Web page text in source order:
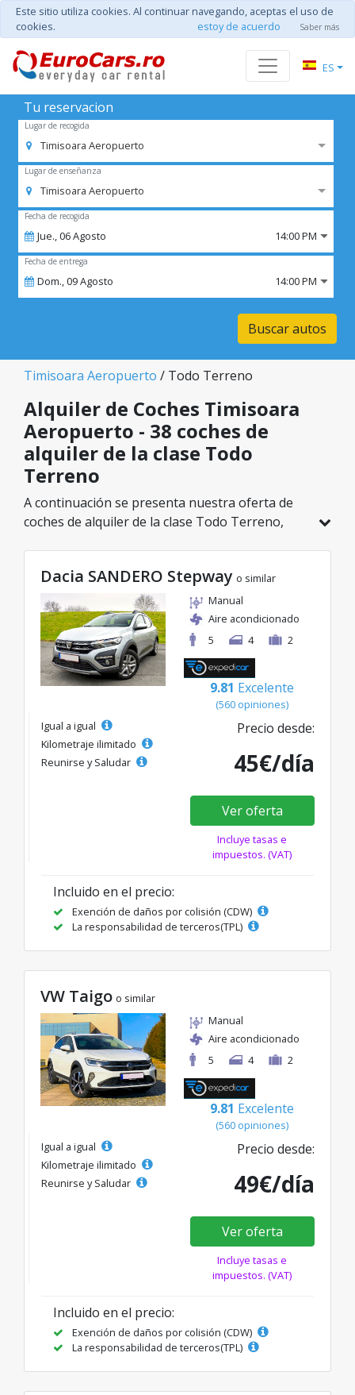
Este sitio utiliza cookies. Al continuar navegando, aceptas el uso de
cookies.
estoy de acuerdo Saber más
ES
Tu reservacion
Lugar de recogida
Timisoara Aeropuerto
Lugar de enseñanza
Timisoara Aeropuerto
Fecha de recogida
Jue.,06Agosto 14:00 PM
Fecha de entrega
Dom.,09Agosto 14:00 PM
Buscar autos
Timisoara Aeropuerto / Todo Terreno
Alquiler de Coches Timisoara
Aeropuerto - 38 coches de
alquiler de la clase Todo
Terreno
A continuación se presenta nuestra oferta de
coches de alquiler de la clase Todo Terreno,
el modelo ideal de la categoría seleccionada, con
tarifas excelentes desde solo 38€/día.
Dacia SANDERO Stepway o similar
Manual
Aire acondicionado
5
4 2
9.81 Excelente
(560 opiniones)
Igual a igual
Kilometraje ilimitado
Reunirse y Saludar
Precio desde:
45€/día
Ver oferta
Incluye tasas e
impuestos. (VAT)
Incluido en el precio:
Exención de daños por colisión (CDW)
La responsabilidad de terceros(TPL)
VW Taigo o similar
Manual
Aire acondicionado
5
4 2
9.81 Excelente
(560 opiniones)
Igual a igual
Kilometraje ilimitado
Reunirse y Saludar
Precio desde:
49€/día
Ver oferta
Incluye tasas e
impuestos. (VAT)
Incluido en el precio:
Exención de daños por colisión (CDW)
La responsabilidad de terceros(TPL)